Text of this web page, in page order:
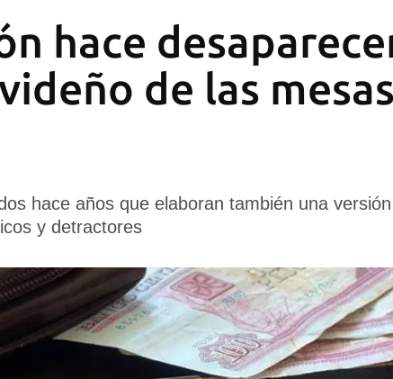
hace
de las mesas
hace años que elaboran también una
y detractores